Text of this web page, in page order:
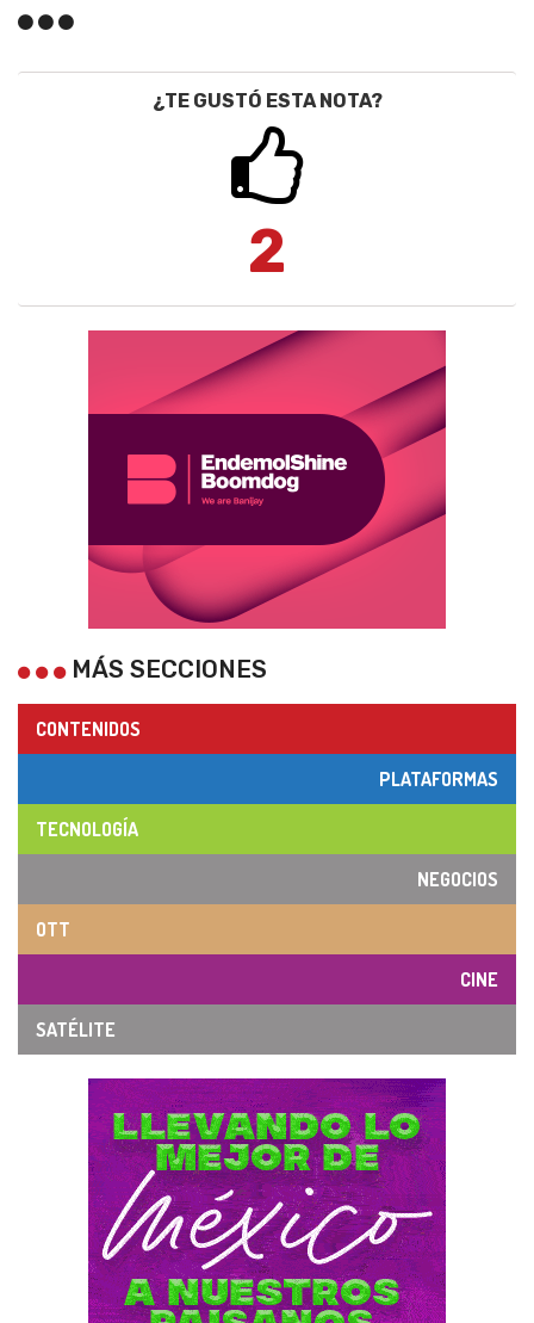
¿TE GUSTÓ ESTA NOTA?
2
MÁS SECCIONES
CONTENIDOS
PLATAFORMAS
TECNOLOGÍA
NEGOCIOS
OTT
CINE
SATÉLITE